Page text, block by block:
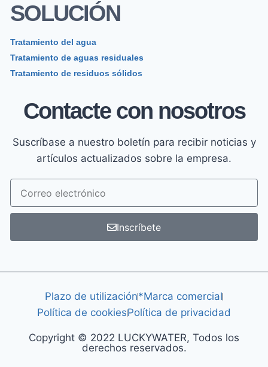
SOLUCIÓN
Tratamiento del agua
Tratamiento de aguas residuales
Tratamiento de residuos sólidos
Contacte con nosotros
Suscríbase a nuestro boletín para recibir noticias y
artículos actualizados sobre la empresa.
Inscríbete
Plazo de utilización*Marca comercial
Política de cookiesPolítica de privacidad
Copyright © 2022 LUCKYWATER, Todos los
derechos reservados.